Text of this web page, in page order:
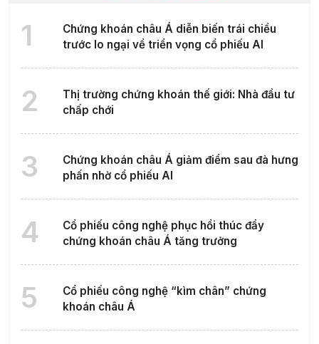
1
Chứng khoán châu Á diễn biến trái chiều
trước lo ngại về triển vọng cổ phiếu AI
2
Thị trường chứng khoán thế giới: Nhà đầu tư
chấp chới
3
Chứng khoán châu Á giảm điểm sau đà hưng
phấn nhờ cổ phiếu AI
4
Cổ phiếu công nghệ phục hồi thúc đẩy
chứng khoán châu Á tăng trưởng
5
Cổ phiếu công nghệ “kìm chân” chứng
khoán châu Á